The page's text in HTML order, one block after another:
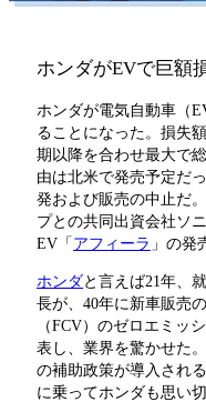
ホンダがEVで巨額
ホンダが電気自動車（
ることになった。損失
期以降を合わせ最大で
由は北米で発売予定だ
発および販売の中止だ
プとの共同出資会社ソ
EV「アフィーラ 」の
ホンダと言えば21年、
長が、40年に新車販売
（FCV）のゼロエミッ
表し、業界を驚かせた
の補助政策が導入され
に乗ってホンダも思い